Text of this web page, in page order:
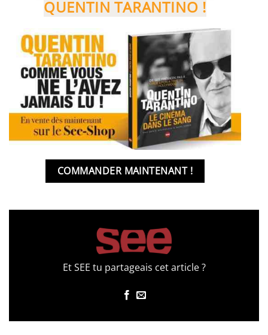
QUENTIN TARANTINO !
COMMANDER MAINTENANT !
Et SEE tu partageais cet article ?